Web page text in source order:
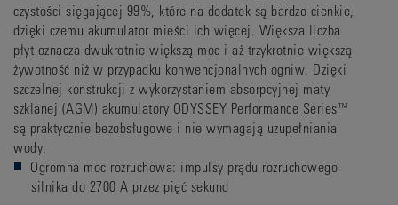
czystości sięgającej 99%, które na dodatek są bardzo cienkie,
dzięki czemu akumulator mieści ich więcej. Większa liczba
płyt oznacza dwukrotnie większą moc i aż trzykrotnie większą
żywotność niż w przypadku konwencjonalnych ogniw. Dzięki
szczelnej konstrukcji z wykorzystaniem absorpcyjnej maty
szklanej (AGM) akumulatory ODYSSEY Performance Series™
są praktycznie bezobsługowe i nie wymagają uzupełniania
wody.
Ogromna moc rozruchowa: impulsy prądu rozruchowego
silnika do 2700 A przez pięć sekund